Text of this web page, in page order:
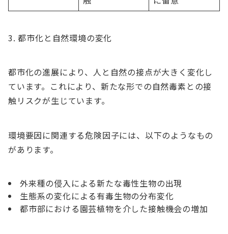
都市化と自然環境の変化
都市化の進展により、人と自然の接点が大きく変化し
ています。これにより、新たな形での自然毒素との接
触リスクが生じています。
環境要因に関連する危険因子には、以下のようなもの
があります。
外来種の侵入による新たな毒性生物の出現
生態系の変化による有毒生物の分布変化
都市部における園芸植物を介した接触機会の増加